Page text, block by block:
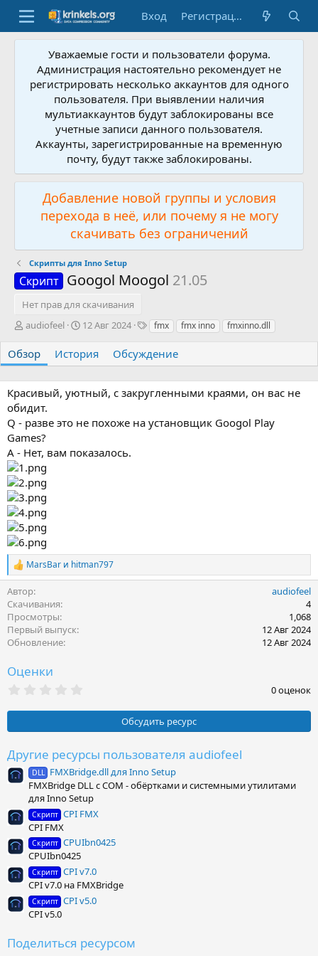
Вход Регистрация
Уважаемые гости и пользователи форума.
Администрация настоятельно рекомендует не
регистрировать несколько аккаунтов для одного
пользователя. При выявлении наличия
мультиаккаунтов будут заблокированы все
учетные записи данного пользователя.
Аккаунты, зарегистрированные на временную
почту, будут также заблокированы.
Добавление новой группы и условия
перехода в неё, или почему я не могу
скачивать без ограничений
Скрипты для Inno Setup
Скрипт Googol Moogol 21.05
Нет прав для скачивания
А
т
о
audiofeel
Д
т
а
о
а
и
12 Авг 2024
Т
г
и
fmx fmx inno fmxinno.dll
Обзор История Обсуждение
Красивый, уютный, с закругленными краями, он вас не
обидит.
Q - разве это не похоже на установщик Googol Play
Games?
A - Нет, вам показалось.
Р
е
а
к
ц
и
и
:
MarsBar и hitman797
Автор
audiofeel
Скачивания
4
Просмотры
1,068
Первый выпуск
12 Авг 2024
Обновление
12 Авг 2024
Оценки
0
з
ё
з
д
0 оценок
Обсудить ресурс
Другие ресурсы пользователя audiofeel
DLL FMXBridge.dll для Inno Setup
FMXBridge DLL с COM - обёртками и системными утилитами
для Inno Setup
Скрипт CPI FMX
CPI FMX
Скрипт CPUIbn0425
CPUIbn0425
Скрипт CPI v7.0
CPI v7.0 на FMXBridge
Скрипт CPI v5.0
CPI v5.0
Поделиться ресурсом